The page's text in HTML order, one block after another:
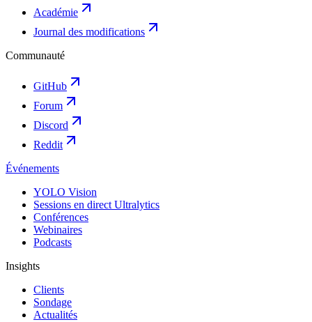
Académie
Journal des modifications
Communauté
GitHub
Forum
Discord
Reddit
Événements
YOLO Vision
Sessions en direct Ultralytics
Conférences
Webinaires
Podcasts
Insights
Clients
Sondage
Actualités